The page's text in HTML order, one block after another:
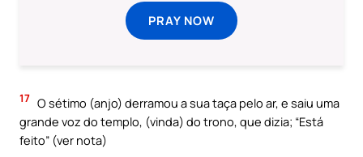
PRAY NOW
17 O sétimo (anjo) derramou a sua taça pelo ar, e saiu uma
grande voz do templo, (vinda) do trono, que dizia; “Está
feito” (ver nota)